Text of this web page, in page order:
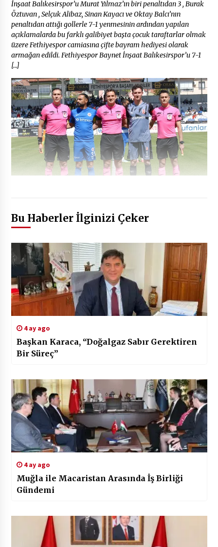
İnşaat Balıkesirspor’u Murat Yılmaz’ın biri penaltıdan 3 , Burak
Öztuvan , Selçuk Alibaz, Sinan Kayacı ve Oktay Balcı’nın
penaltıdan attığı gollerle 7-1 yenmesinin ardından yapılan
açıklamalarda bu farklı galibiyet başta çocuk taraftarlar olmak
üzere Fethiyespor camiasına çifte bayram hediyesi olarak
armağan edildi. Fethiyespor Baynet İnşaat Balıkesirspor’u 7-1
[…]
Bu Haberler İlginizi Çeker
4 ay ago
Başkan Karaca, “Doğalgaz Sabır Gerektiren
Bir Süreç”
4 ay ago
Muğla ile Macaristan Arasında İş Birliği
Gündemi